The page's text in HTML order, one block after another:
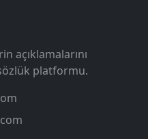
açıklamalarını
platformu.